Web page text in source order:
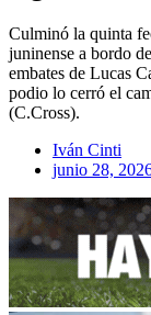
Culminó la quinta
juninense a bordo
embates de Lucas
podio lo cerró el
(C.Cross).
Iván Cinti
junio 28,